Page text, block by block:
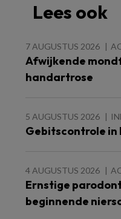
Lees ook
7 AUGUSTUS 2026
Afwijkende
handartrose
5 AUGUSTUS 2026
Gebitscontrole in
4 AUGUSTUS 2026
Ernstige
beginnende